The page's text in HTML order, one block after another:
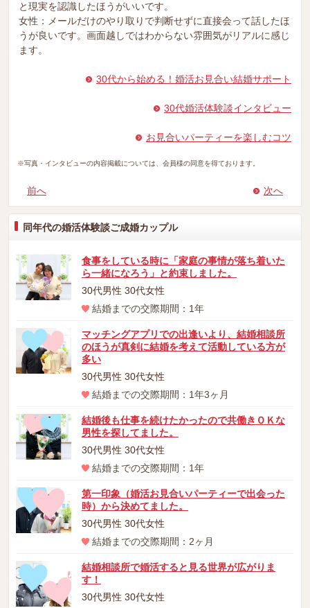
と現実を認識したほうがいいです。
女性：メールだけのやり取りで判断せずに直接会って話したほ
うが良いです。画面越しではわからない雰囲気がリアルに感じ
ます。
30代から始める！婚活お見合い結婚サポート
30代婚活体験談インタビュー
お見合いパーティーを楽しむコツ
※写真・インタビューの内容掲載については、会員様の同意を得ております。
前へ 次へ
同年代の婚活体験談ご成婚カップル
食事をしている時に「家庭の事情が落ち着いた
ら一緒になろう」と約束しました。
30代男性 30代女性
結婚までの交際期間：1年
マッチングアプリでの出逢いより、結婚相談所
のほうが真剣に結婚を考えて活動している方が
多い
30代男性 30代女性
結婚までの交際期間：1年3ヶ月
結婚後も仕事を続けたかったので共働きＯＫな
男性を探してました。
30代男性 30代女性
結婚までの交際期間：1年
第一印象（婚活お見合いパーティーで出会った
時）から決めてました。
30代男性 30代女性
結婚までの交際期間：2ヶ月
結婚相談所で婚活すると見る世界が広がりま
す！
30代男性 30代女性